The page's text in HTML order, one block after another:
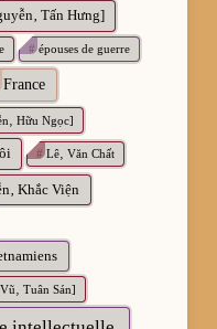
Tấn Hưng]
#épouses de guerre
Hữu Ngọc]
#Lê‚ Văn Chất
Khắc Viện
Tuân Sán]